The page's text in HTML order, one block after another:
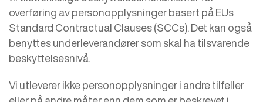
overføring av personopplysninger basert på EUs
Standard Contractual Clauses (SCCs). Det kan også
benyttes underleverandører som skal ha tilsvarende
beskyttelsesnivå.
Vi utleverer ikke personopplysninger i andre tilfeller